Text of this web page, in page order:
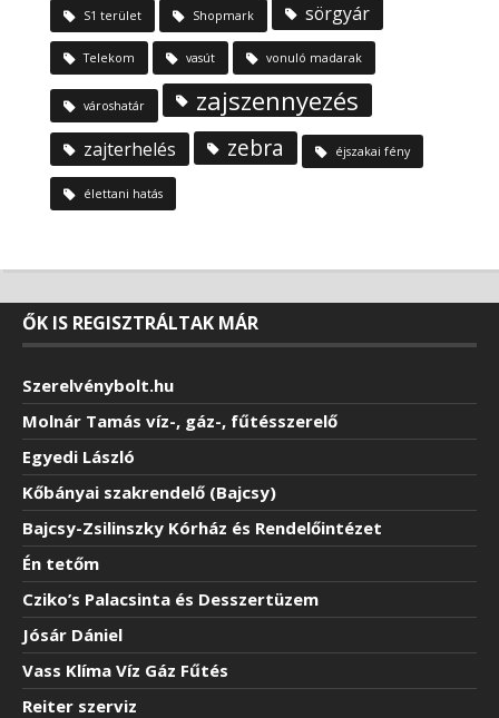
S1 terület Shopmark sörgyár
Telekom vasút vonuló madarak
városhatár zajszennyezés
zajterhelés zebra éjszakai fény
élettani hatás
ŐK IS REGISZTRÁLTAK MÁR
Szerelvénybolt.hu
Molnár Tamás víz-, gáz-, fűtésszerelő
Egyedi László
Kőbányai szakrendelő (Bajcsy)
Bajcsy-Zsilinszky Kórház és Rendelőintézet
Én tetőm
Cziko’s Palacsinta és Desszertüzem
Jósár Dániel
Vass Klíma Víz Gáz Fűtés
Reiter szerviz